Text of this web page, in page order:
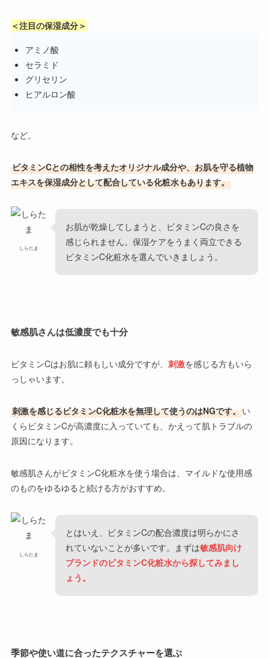
＜注目の保湿成分＞
アミノ酸
セラミド
グリセリン
ヒアルロン酸
など。
ビタミンCとの相性を考えたオリジナル成分や、お肌を守る植物
エキスを保湿成分として配合している化粧水もあります。
しらたま
お肌が乾燥してしまうと、ビタミンCの良さを
感じられません。保湿ケアをうまく両立できる
ビタミンC化粧水を選んでいきましょう。
敏感肌さんは低濃度でも十分
ビタミンCはお肌に頼もしい成分ですが、 刺激を感じる方もいら
っしゃいます。
刺激を感じるビタミンC化粧水を無理して使うのはNGです。い
くらビタミンCが高濃度に入っていても、かえって肌トラブルの
原因になります。
敏感肌さんがビタミンC化粧水を使う場合は、マイルドな使用感
のものをゆるゆると続ける方がおすすめ。
しらたま
とはいえ、ビタミンCの配合濃度は明らかにさ
れていないことが多いです。まずは敏感肌向け
ブランドのビタミンC化粧水から探してみまし
ょう。
季節や使い道に合ったテクスチャーを選ぶ